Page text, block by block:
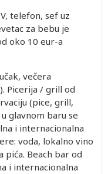
telefon, sef uz
za bebu je
oko 10 eur-a
večera
Picerija / grill od
(pice, grill,
glavnom baru se
i internacionalna
voda, lokalno vino
pića. Beach bar od
i internacionalna